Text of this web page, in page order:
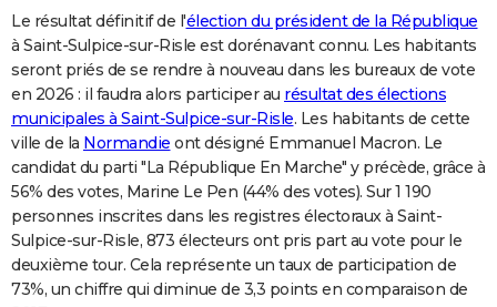
Le résultat définitif de l'élection du président de la République
à Saint-Sulpice-sur-Risle est dorénavant connu. Les habitants
seront priés de se rendre à nouveau dans les bureaux de vote
en 2026 : il faudra alors participer au résultat des élections
municipales à Saint-Sulpice-sur-Risle. Les habitants de cette
ville de la Normandie ont désigné Emmanuel Macron. Le
candidat du parti "La République En Marche" y précède, grâce à
56% des votes, Marine Le Pen (44% des votes). Sur 1 190
personnes inscrites dans les registres électoraux à Saint-
Sulpice-sur-Risle, 873 électeurs ont pris part au vote pour le
deuxième tour. Cela représente un taux de participation de
73%, un chiffre qui diminue de 3,3 points en comparaison de